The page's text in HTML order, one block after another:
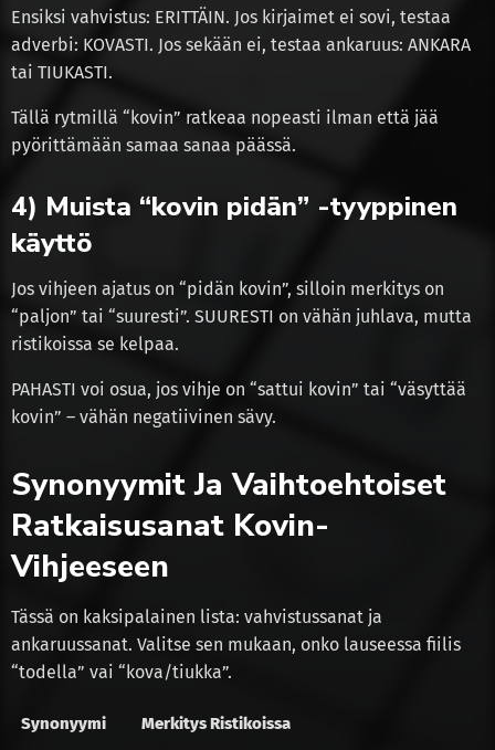
Ensiksi vahvistus: ERITTÄIN. Jos kirjaimet ei sovi, testaa
adverbi: KOVASTI. Jos sekään ei, testaa ankaruus: ANKARA
tai TIUKASTI.
Tällä rytmillä “kovin” ratkeaa nopeasti ilman että jää
pyörittämään samaa sanaa päässä.
4) Muista “kovin pidän” -tyyppinen
käyttö
Jos vihjeen ajatus on “pidän kovin”, silloin merkitys on
“paljon” tai “suuresti”. SUURESTI on vähän juhlava, mutta
ristikoissa se kelpaa.
PAHASTI voi osua, jos vihje on “sattui kovin” tai “väsyttää
kovin” – vähän negatiivinen sävy.
Synonyymit Ja Vaihtoehtoiset
Ratkaisusanat Kovin-
Vihjeeseen
Tässä on kaksipalainen lista: vahvistussanat ja
ankaruussanat. Valitse sen mukaan, onko lauseessa fiilis
“todella” vai “kova/tiukka”.
Synonyymi
Merkitys Ristikoissa